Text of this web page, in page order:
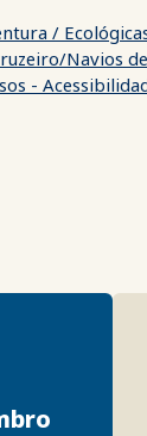
/
Navios
-